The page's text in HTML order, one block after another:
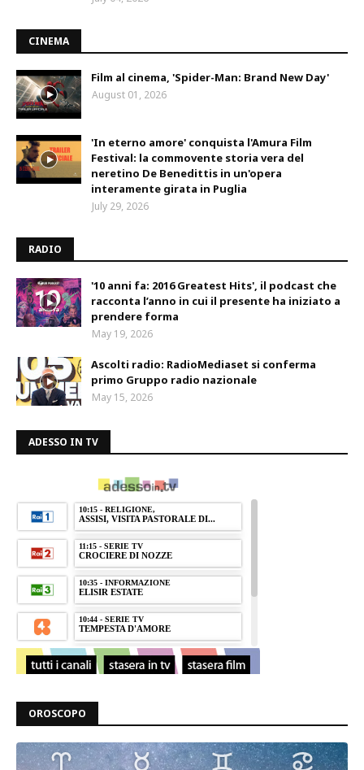
CINEMA
Film al cinema, 'Spider-Man: Brand New Day'
August 01, 2026
'In eterno amore' conquista l'Amura Film
Festival: la commovente storia vera del
neretino De Benedittis in un'opera
interamente girata in Puglia
July 29, 2026
RADIO
'10 anni fa: 2016 Greatest Hits', il podcast che
racconta l’anno in cui il presente ha iniziato a
prendere forma
May 19, 2026
Ascolti radio: RadioMediaset si conferma
primo Gruppo radio nazionale
May 15, 2026
ADESSO IN TV
OROSCOPO